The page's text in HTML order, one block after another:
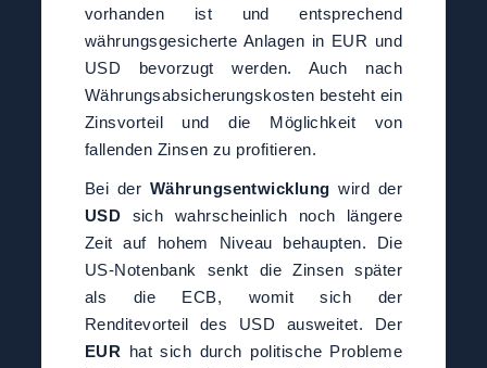
vorhanden ist und entsprechend
währungsgesicherte Anlagen in EUR und
USD bevorzugt werden. Auch nach
Währungsabsicherungskosten besteht ein
Zinsvorteil und die Möglichkeit von
fallenden Zinsen zu profitieren.
Bei der Währungsentwicklung wird der
USD sich wahrscheinlich noch längere
Zeit auf hohem Niveau behaupten. Die
US-Notenbank senkt die Zinsen später
als die ECB, womit sich der
Renditevorteil des USD ausweitet. Der
EUR hat sich durch politische Probleme